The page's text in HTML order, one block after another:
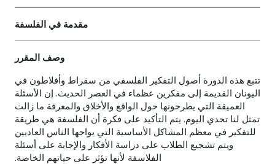
مقدمة في الفلسفة
وصف المقرر
تتبع هذه الدورة أصول التفكير الفلسفي من سقراط وأفلاطون في
اليونان القديمة إلى مفكرين عظماء في العصر الحديث. إن الأسئلة
العميقة التي يطرحونها حول الواقع والأخلاق والمعرفة ما زالت
تمثل لنا تحدي اليوم. يتم التأكيد على فكرة أن الفلسفة هي طريقة
للتفكير في معظم المشاكل الأساسية التي يواجها الناس العاديين
ويتم تشجيع الطلاب على دراسة الأفكار والإجابة على أسئلة
الفلاسفة لأنها تؤثر على حياتهم الخاصة.